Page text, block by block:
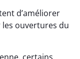
d’améliorer
ouvertures du